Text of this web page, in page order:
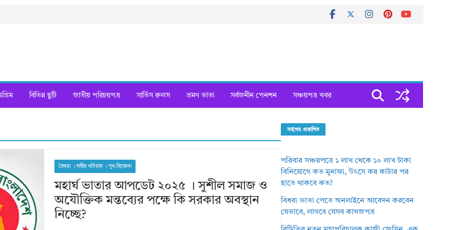
বিভিন্ন ছুটি জাতীয় পরিচয়পত্র সার্ভিস রুলস ভ্রমণ ভাতা সর্বজনীন পেনশন সঞ্চয়পত্র খবর
বৈষম্য । দাবীর খতিয়ান । পুন:বিবেচনা
মহার্ঘ ভাতার আপডেট ২০২৫ । সুশীল সমাজ ও
অযৌক্তিক মন্তব্যের পক্ষে কি সরকার অবস্থান
নিচ্ছে?
সর্বশেষ প্রকাশিত
পরিবার সঞ্চয়পত্রে ১ লাখ থেকে ১০ লাখ টাকা
বিনিয়োগে কত মুনাফা, উৎসে কর কাটার পর
হাতে থাকবে কত?
বিধবা ভাতা পেতে অনলাইনে আবেদন করবেন
যেভাবে, লাগবে যেসব কাগজপত্র